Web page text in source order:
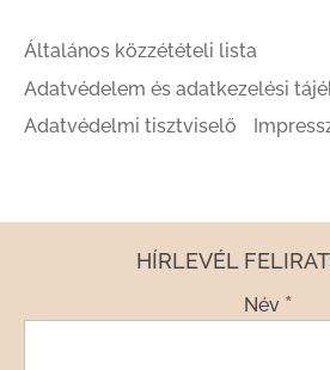
Általános közzétételi lista
Adatvédelem és adatkezelési
Adatvédelmi tisztviselő
HÍRLEVÉL
Név *